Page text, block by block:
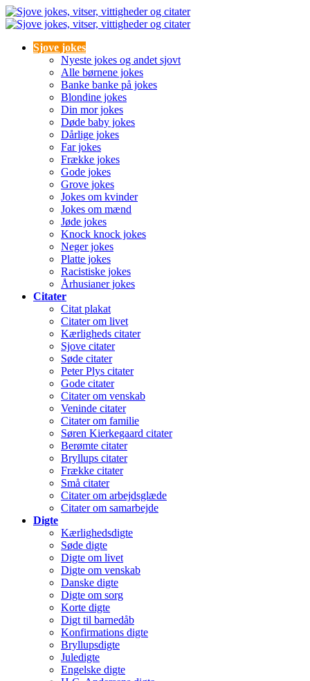
Sjove jokes
Nyeste jokes og andet sjovt
Alle børnene jokes
Banke banke på jokes
Blondine jokes
Din mor jokes
Døde baby jokes
Dårlige jokes
Far jokes
Frække jokes
Gode jokes
Grove jokes
Jokes om kvinder
Jokes om mænd
Jøde jokes
Knock knock jokes
Neger jokes
Platte jokes
Racistiske jokes
Århusianer jokes
Citater
Citat plakat
Citater om livet
Kærligheds citater
Sjove citater
Søde citater
Peter Plys citater
Gode citater
Citater om venskab
Veninde citater
Citater om familie
Søren Kierkegaard citater
Berømte citater
Bryllups citater
Frække citater
Små citater
Citater om arbejdsglæde
Citater om samarbejde
Digte
Kærlighedsdigte
Søde digte
Digte om livet
Digte om venskab
Danske digte
Digte om sorg
Korte digte
Digt til barnedåb
Konfirmations digte
Bryllupsdigte
Juledigte
Engelske digte